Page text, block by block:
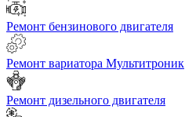
Ремонт бензинового двигателя
Ремонт вариатора Мультитроник
Ремонт дизельного двигателя